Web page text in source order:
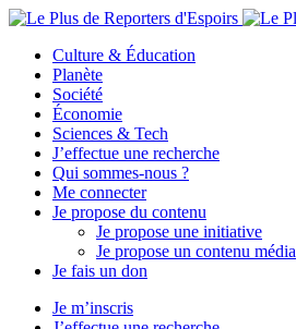
Culture & Éducation
Planète
Société
Économie
Sciences & Tech
J’effectue une recherche
Qui sommes-nous ?
Me connecter
Je propose du contenu
Je propose une initiative
Je propose un contenu média
Je fais un don
Je m’inscris